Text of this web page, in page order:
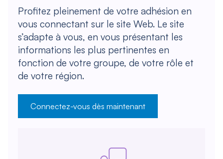
Profitez pleinement de votre adhésion en
vous connectant sur le site Web. Le site
s’adapte à vous, en vous présentant les
informations les plus pertinentes en
fonction de votre groupe, de votre rôle et
de votre région.
Connectez-vous dès maintenant